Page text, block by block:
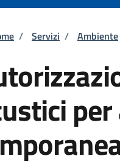
di
/ Servizi / Ambiente